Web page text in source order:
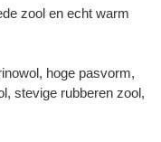
zool en echt warm
hoge pasvorm,
stevige rubberen zool,